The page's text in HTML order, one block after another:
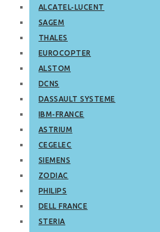
ALCATEL-LUCENT
SAGEM
THALES
EUROCOPTER
ALSTOM
DCNS
DASSAULT SYSTEME
IBM-FRANCE
ASTRIUM
CEGELEC
SIEMENS
ZODIAC
PHILIPS
DELL FRANCE
STERIA